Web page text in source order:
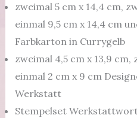
zweimal 5 cm x 14,4 cm,
einmal 9,5 cm x 14,4 cm
Farbkarton in Currygelb
zweimal 4,5 cm x 13,9 cm,
einmal 2 cm x 9 cm
Werkstatt
Stempelset